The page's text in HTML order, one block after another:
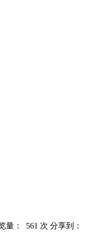
量： 561 次 分享到：